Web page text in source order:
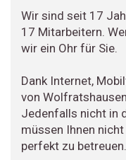
Wir sind seit 17
17 Mitarbeitern.
wir ein Ohr für Sie.
Dank Internet,
von
Jedenfalls nicht in
müssen Ihnen
perfekt zu betreuen.